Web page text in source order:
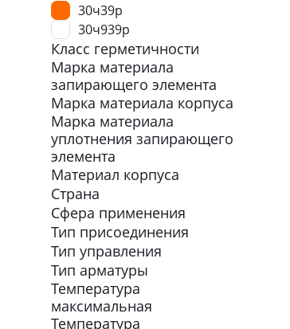
30ч39р
30ч939р
Класс герметичности
Марка материала
запирающего элемента
Марка материала корпуса
Марка материала
уплотнения запирающего
элемента
Материал корпуса
Страна
Сфера применения
Тип присоединения
Тип управления
Тип арматуры
Температура
максимальная
Температура